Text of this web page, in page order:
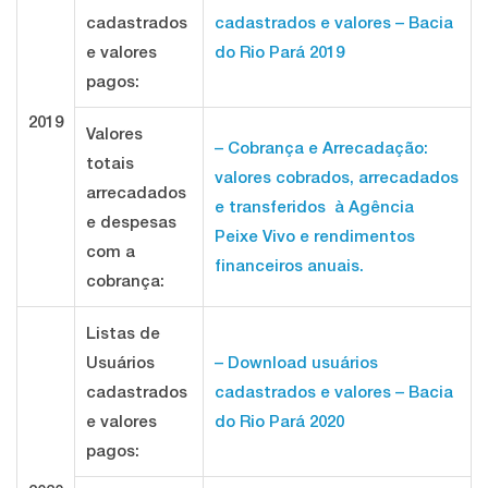
2019
cadastrados
e valores
pagos:
cadastrados e valores – Bacia
do Rio Pará 2019
Valores
totais
arrecadados
e despesas
com a
cobrança:
– Cobrança e Arrecadação:
valores cobrados, arrecadados
e transferidos à Agência
Peixe Vivo e rendimentos
financeiros anuais.
Listas de
Usuários
cadastrados
e valores
pagos:
– Download usuários
cadastrados e valores – Bacia
do Rio Pará 2020